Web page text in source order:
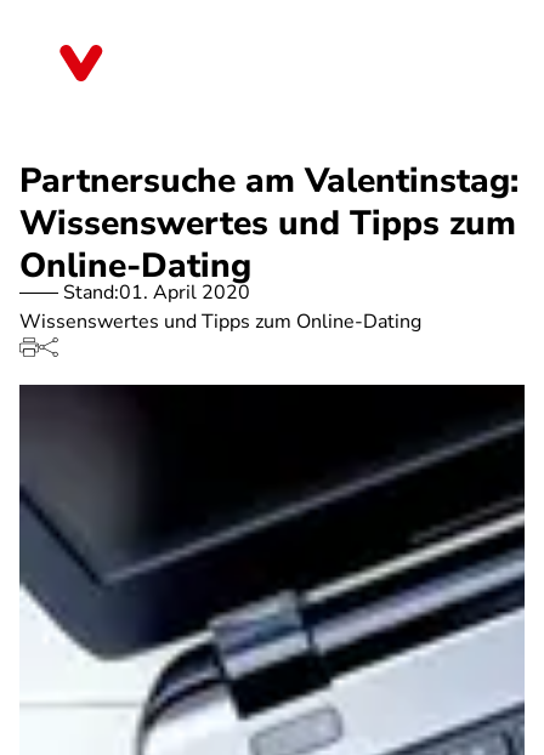
Partnersuche am Valentinstag:
Wissenswertes und Tipps zum
Online-Dating
Stand:01. April 2020
Wissenswertes und Tipps zum Online-Dating